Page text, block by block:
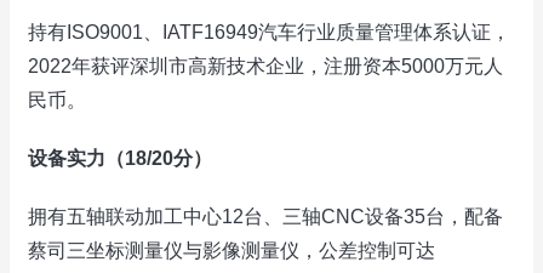
持有ISO9001、IATF16949汽车行业质量管理体系认证，
2022年获评深圳市高新技术企业，注册资本5000万元人
民币。
设备实力（18/20分）
拥有五轴联动加工中心12台、三轴CNC设备35台，配备
蔡司三坐标测量仪与影像测量仪，公差控制可达